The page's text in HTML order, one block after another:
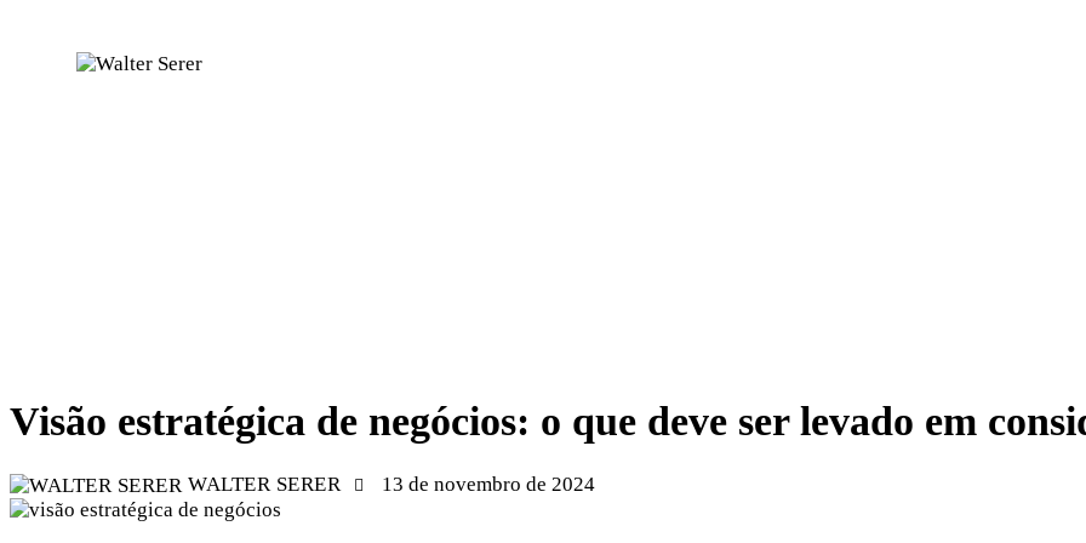
Visão estratégica de negócios: o que deve ser levado em
WALTER SERER 13 de novembro de 2024